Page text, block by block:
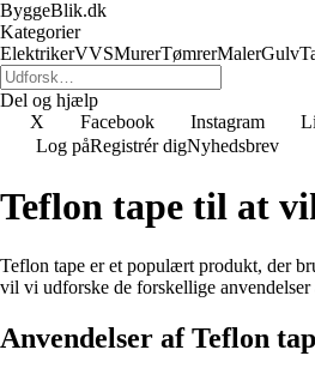
ByggeBlik.dk
Kategorier
ElektrikerVVSMurerTømrerMalerGulv
Del og hjælp
X
Facebook Instagram
Log påRegistrér digNyhedsbrev
Teflon tape til at
Teflon tape er et populært produkt, der
vil vi udforske de forskellige
Anvendelser af Teflon